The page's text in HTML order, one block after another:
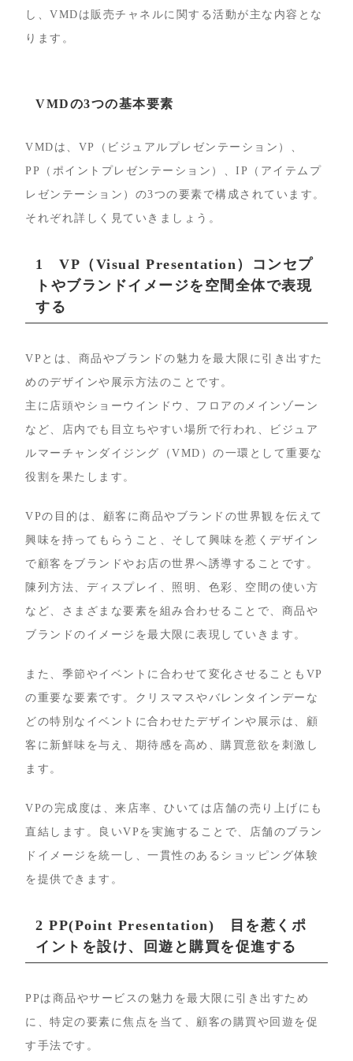
し、VMDは販売チャネルに関する活動が主な内容とな
ります。
VMDの3つの基本要素
VMDは、VP（ビジュアルプレゼンテーション）、
PP（ポイントプレゼンテーション）、IP（アイテムプ
レゼンテーション）の3つの要素で構成されています。
それぞれ詳しく見ていきましょう。
1 VP（Visual Presentation）コンセプ
トやブランドイメージを空間全体で表現
する
VPとは、商品やブランドの魅力を最大限に引き出すた
めのデザインや展示方法のことです。
主に店頭やショーウインドウ、フロアのメインゾーン
など、店内でも目立ちやすい場所で行われ、ビジュア
ルマーチャンダイジング（VMD）の一環として重要な
役割を果たします。
VPの目的は、顧客に商品やブランドの世界観を伝えて
興味を持ってもらうこと、そして興味を惹くデザイン
で顧客をブランドやお店の世界へ誘導することです。
陳列方法、ディスプレイ、照明、色彩、空間の使い方
など、さまざまな要素を組み合わせることで、商品や
ブランドのイメージを最大限に表現していきます。
また、季節やイベントに合わせて変化させることもVP
の重要な要素です。クリスマスやバレンタインデーな
どの特別なイベントに合わせたデザインや展示は、顧
客に新鮮味を与え、期待感を高め、購買意欲を刺激し
ます。
VPの完成度は、来店率、ひいては店舗の売り上げにも
直結します。良いVPを実施することで、店舗のブラン
ドイメージを統一し、一貫性のあるショッピング体験
を提供できます。
2 PP(Point Presentation) 目を惹くポ
イントを設け、回遊と購買を促進する
PPは商品やサービスの魅力を最大限に引き出すため
に、特定の要素に焦点を当て、顧客の購買や回遊を促
す手法です。